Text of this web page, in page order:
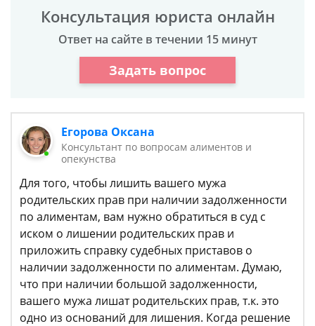
Консультация юриста онлайн
Ответ на сайте в течении 15 минут
Задать вопрос
Егорова Оксана
Консультант по вопросам алиментов и
опекунства
Для того, чтобы лишить вашего мужа
родительских прав при наличии задолженности
по алиментам, вам нужно обратиться в суд с
иском о лишении родительских прав и
приложить справку судебных приставов о
наличии задолженности по алиментам. Думаю,
что при наличии большой задолженности,
вашего мужа лишат родительских прав, т.к. это
одно из оснований для лишения. Когда решение